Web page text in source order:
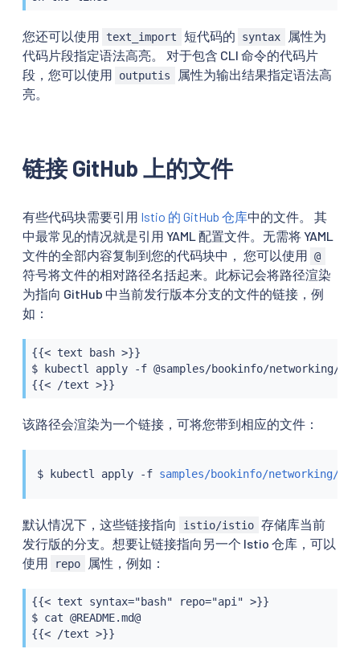
您还可以使用 text_import 短代码的 syntax
属性为
代码片段指定语法高亮。 对于包含 CLI 命令的代码片
段，您可以使用
outputis
属性为输出结果指定语法高
亮。
链接 GitHub 上的文件
有些代码块需要引用 Istio 的 GitHub 仓库中的文件。 其
中最常见的情况就是引用 YAML 配置文件。无需将 YAML
文件的全部内容复制到您的代码块中， 您可以使用 @
符号将文件的相对路径名括起来。此标记会将路径渲染
为指向 GitHub 中当前发行版本分支的文件的链接，例
如：
{{< text bash >}}
$ kubectl apply -f @samples/bookinfo/networking/
{{< /text >}}
该路径会渲染为一个链接，可将您带到相应的文件：
$ kubectl apply -f samples/bookinfo/networking/
默认情况下，这些链接指向 istio/istio 存储库当前
发行版的分支。想要让链接指向另一个 Istio 仓库，可以
使用
repo 属性，例如：
{{< text syntax="bash" repo="api" >}}
$ cat @README.md@
{{< /text >}}